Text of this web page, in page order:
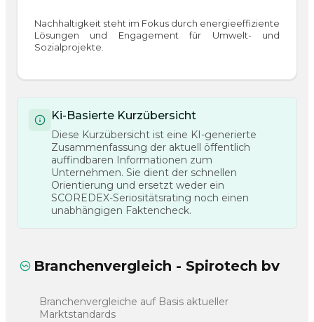
Nachhaltigkeit steht im Fokus durch energieeffiziente
Lösungen und Engagement für Umwelt- und
Sozialprojekte.
Ki-Basierte Kurzübersicht
Diese Kurzübersicht ist eine KI-generierte
Zusammenfassung der aktuell öffentlich
auffindbaren Informationen zum
Unternehmen. Sie dient der schnellen
Orientierung und ersetzt weder ein
SCOREDEX-Seriositätsrating noch einen
unabhängigen Faktencheck.
Branchenvergleich - Spirotech bv
Branchenvergleiche auf Basis aktueller
Marktstandards